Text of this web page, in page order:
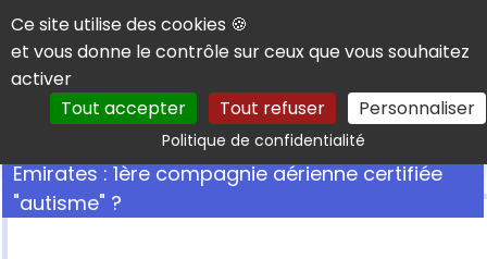
Panneau de gestion des cookies
Ce site utilise des cookies 🍪
et vous donne le contrôle sur ceux que vous souhaitez
activer
Tout accepter
Tout refuser Personnaliser
Politique de confidentialitéRechercher
Emirates : 1ère compagnie aérienne certifiée
"autisme" ?